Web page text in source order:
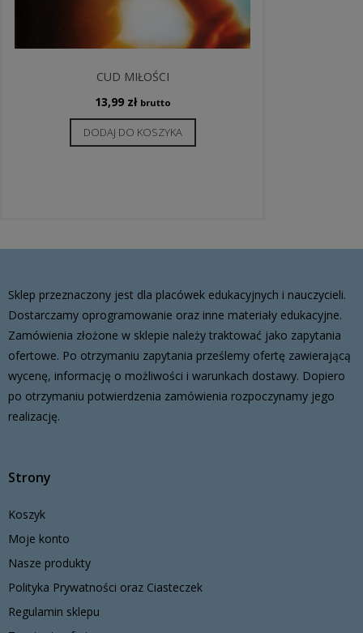
CUD MIŁOŚCI
13,99 zł brutto
DODAJ DO KOSZYKA
Sklep przeznaczony jest dla placówek edukacyjnych i nauczycieli.
Dostarczamy oprogramowanie oraz inne materiały edukacyjne.
Zamówienia złożone w sklepie należy traktować jako zapytania
ofertowe. Po otrzymaniu zapytania prześlemy ofertę zawierającą
wycenę, informację o możliwości i warunkach dostawy. Dopiero
po otrzymaniu potwierdzenia zamówienia rozpoczynamy jego
realizację.
Strony
Koszyk
Moje konto
Nasze produkty
Polityka Prywatności oraz Ciasteczek
Regulamin sklepu